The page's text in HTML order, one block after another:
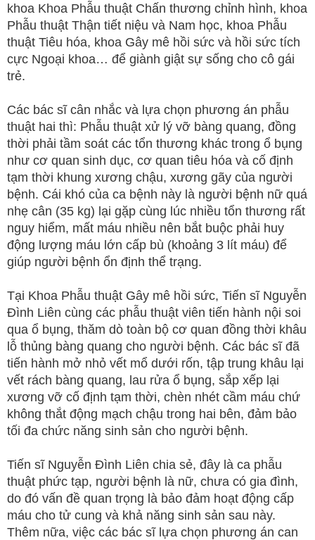
khoa Khoa Phẫu thuật Chấn thương chỉnh hình, khoa
Phẫu thuật Thận tiết niệu và Nam học, khoa Phẫu
thuật Tiêu hóa, khoa Gây mê hồi sức và hồi sức tích
cực Ngoại khoa… để giành giật sự sống cho cô gái
trẻ.
Các bác sĩ cân nhắc và lựa chọn phương án phẫu
thuật hai thì: Phẫu thuật xử lý vỡ bàng quang, đồng
thời phải tầm soát các tổn thương khác trong ổ bụng
như cơ quan sinh dục, cơ quan tiêu hóa và cố định
tạm thời khung xương chậu, xương gãy của người
bệnh. Cái khó của ca bệnh này là người bệnh nữ quá
nhẹ cân (35 kg) lại gặp cùng lúc nhiều tổn thương rất
nguy hiểm, mất máu nhiều nên bắt buộc phải huy
động lượng máu lớn cấp bù (khoảng 3 lít máu) để
giúp người bệnh ổn định thể trạng.
Tại Khoa Phẫu thuật Gây mê hồi sức, Tiến sĩ Nguyễn
Đình Liên cùng các phẫu thuật viên tiến hành nội soi
qua ổ bụng, thăm dò toàn bộ cơ quan đồng thời khâu
lỗ thủng bàng quang cho người bệnh. Các bác sĩ đã
tiến hành mở nhỏ vết mổ dưới rốn, tập trung khâu lại
vết rách bàng quang, lau rửa ổ bụng, sắp xếp lại
xương vỡ cố định tạm thời, chèn nhét cầm máu chứ
không thắt động mạch chậu trong hai bên, đảm bảo
tối đa chức năng sinh sản cho người bệnh.
Tiến sĩ Nguyễn Đình Liên chia sẻ, đây là ca phẫu
thuật phức tạp, người bệnh là nữ, chưa có gia đình,
do đó vấn đề quan trọng là bảo đảm hoạt động cấp
máu cho tử cung và khả năng sinh sản sau này.
Thêm nữa, việc các bác sĩ lựa chọn phương án can